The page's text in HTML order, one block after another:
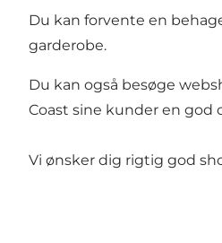
Du kan forvente en
garderobe.
Du kan også besøge
Coast sine kunder en god
Vi ønsker dig rigtig god